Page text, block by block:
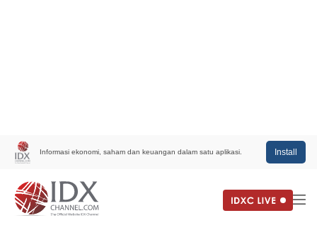
Informasi ekonomi, saham dan keuangan dalam satu aplikasi. Install